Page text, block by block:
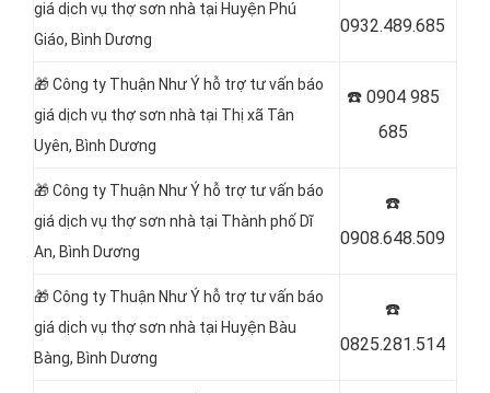
giá dịch vụ thợ sơn nhà tại Huyện Phú
Giáo, Bình Dương
0932.489.685
🎁 Công ty Thuận Như Ý hỗ trợ tư vấn báo
giá dịch vụ thợ sơn nhà tại Thị xã Tân
Uyên, Bình Dương
☎️0904 985
685
🎁 Công ty Thuận Như Ý hỗ trợ tư vấn báo
giá dịch vụ thợ sơn nhà tại Thành phố Dĩ
An, Bình Dương
☎️
0908.648.509
🎁 Công ty Thuận Như Ý hỗ trợ tư vấn báo
giá dịch vụ thợ sơn nhà tại Huyện Bàu
Bàng, Bình Dương
☎️
0825.281.514